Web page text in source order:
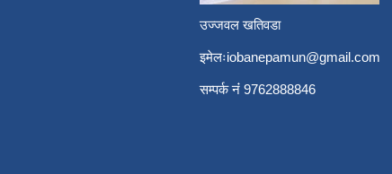
उज्जवल खतिवडा
इमेलःiobanepamun@gmail.com
सम्पर्क नंं 9762888846